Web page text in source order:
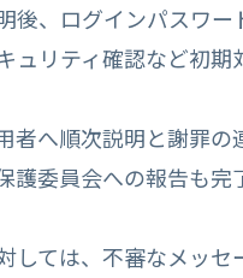
後、ログインパスワー
ュリティ確認など初期
者へ順次説明と謝罪の
護委員会への報告も完
しては、不審なメッセ